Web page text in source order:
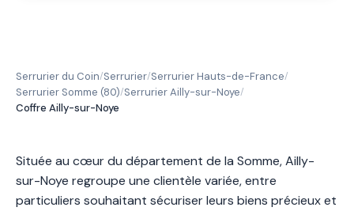
Serrurier du Coin/Serrurier/Serrurier Hauts-de-France/
Serrurier Somme (80)/Serrurier Ailly-sur-Noye/
Coffre Ailly-sur-Noye
Située au cœur du département de la Somme, Ailly-
sur-Noye regroupe une clientèle variée, entre
particuliers souhaitant sécuriser leurs biens précieux et